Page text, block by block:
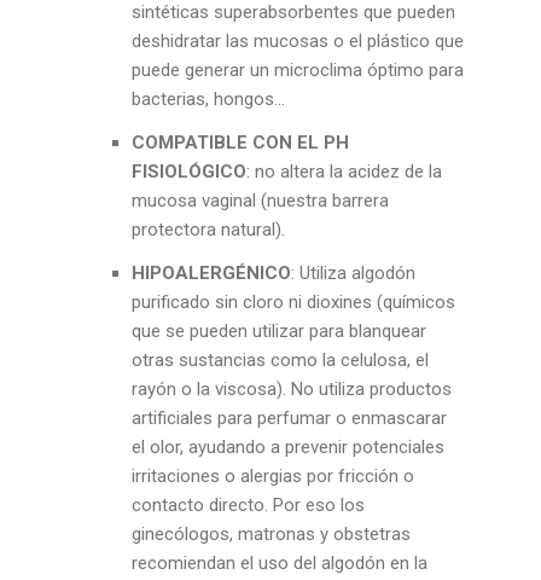
sintéticas superabsorbentes que pueden
deshidratar las mucosas o el plástico que
puede generar un microclima óptimo para
bacterias, hongos...
COMPATIBLE CON EL PH
FISIOLÓGICO: no altera la acidez de la
mucosa vaginal (nuestra barrera
protectora natural).
HIPOALERGÉNICO: Utiliza algodón
purificado sin cloro ni dioxines (químicos
que se pueden utilizar para blanquear
otras sustancias como la celulosa, el
rayón o la viscosa). No utiliza productos
artificiales para perfumar o enmascarar
el olor, ayudando a prevenir potenciales
irritaciones o alergias por fricción o
contacto directo. Por eso los
ginecólogos, matronas y obstetras
recomiendan el uso del algodón en la